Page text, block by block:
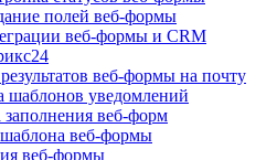
полей веб-формы
веб-формы и CRM
веб-формы на почту
шаблонов уведомлений
веб-форм
веб-формы
веб-формы